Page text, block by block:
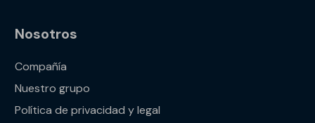
Nosotros
Compañía
Nuestro grupo
Política de privacidad y legal